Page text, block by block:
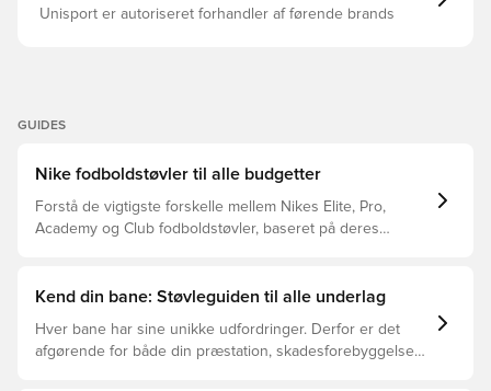
Unisport er autoriseret forhandler af førende brands
GUIDES
Nike fodboldstøvler til alle budgetter
Forstå de vigtigste forskelle mellem Nikes Elite, Pro,
Academy og Club fodboldstøvler, baseret på deres
Kend din bane: Støvleguiden til alle underlag
Hver bane har sine unikke udfordringer. Derfor er det
afgørende for både din præstation, skadesforebyggelse